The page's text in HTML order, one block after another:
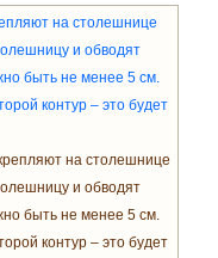
на столешнице
и обводят
быть не менее 5 см.
контур – это будет